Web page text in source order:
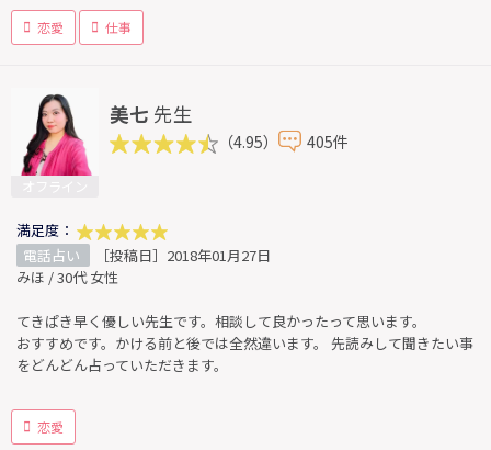
恋愛 仕事
美七 先生
（4.95） 405件
満足度：
電話占い
［投稿日］2018年01月27日
みほ / 30代 女性
てきぱき早く優しい先生です。相談して良かったって思います。
おすすめです。かける前と後では全然違います。 先読みして聞きたい事
をどんどん占っていただきます。
恋愛